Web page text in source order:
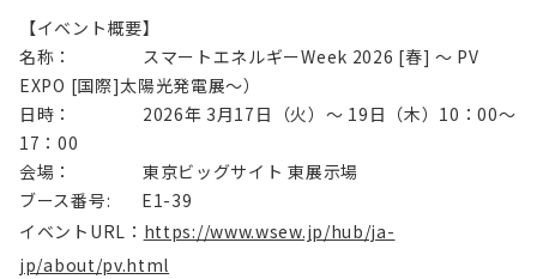
【イベント概要】
名称： スマートエネルギーWeek 2026 [春] ～ PV
EXPO [国際]太陽光発電展～）
日時： 2026年 3月17日（火）～ 19日（木）10：00～
17：00
会場： 東京ビッグサイト 東展示場
ブース番号: E1-39
イベントURL： https://www.wsew.jp/hub/ja-
jp/about/pv.html